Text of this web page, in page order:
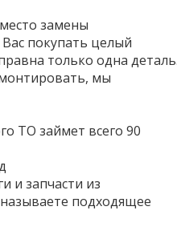
замены
покупать целый
только одна
мы
ТО займет всего 90
и запчасти из
подходящее